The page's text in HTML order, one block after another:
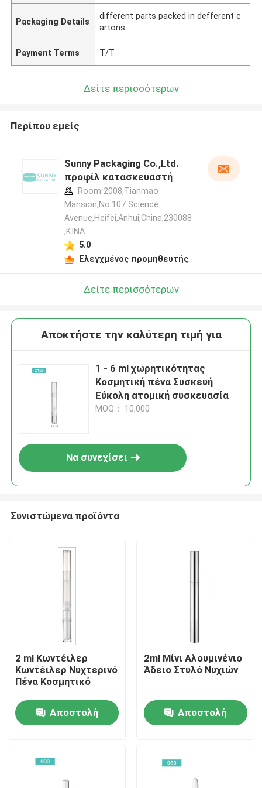
Αρχική Σελίδα
Σχετικά με εμάς
Packaging Details
different parts packed in defferent c
artons
Payment Terms T/T
Δείτε περισσότερων
Περίπου εμείς
Sunny Packaging Co.,Ltd.
προφίλ κατασκευαστή
Room 2008,Tianmao
Mansion,No.107 Science
Avenue,Heifei,Anhui,China,230088
,ΚΙΝΑ
5.0
Ελεγχμένος προμηθευτής
Δείτε περισσότερων
Αποκτήστε την καλύτερη τιμή για
1 - 6 ml χωρητικότητας
Κοσμητική πένα Συσκευή
Εύκολη ατομική συσκευασία
MOQ： 10,000
Να συνεχίσει
Συνιστώμενα προϊόντα
2 ml Κωντέιλερ
Κωντέιλερ Νυχτερινό
Πένα Κοσμητικό
Αποστολή
2ml Μίνι Αλουμινένιο
Άδειο Στυλό Νυχιών
Αποστολή